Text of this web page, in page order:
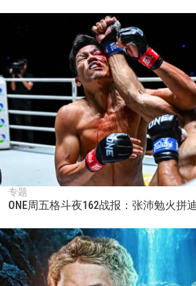
专题
ONE周五格斗夜162战报：张沛勉火拼